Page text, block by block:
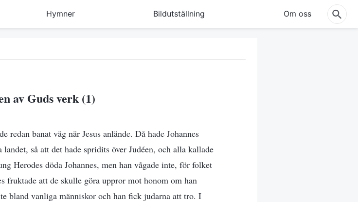
Hymner Bildutställning Om oss
av Guds verk (1)
redan banat väg när Jesus anlände. Då hade Johannes
så att det hade spridits över Judéen, och alla kallade
Herodes döda Johannes, men han vågade inte, för folket
fruktade att de skulle göra uppror mot honom om han
bland vanliga människor och han fick judarna att tro. I